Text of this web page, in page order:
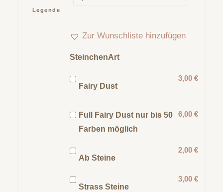
Legende
Zur Wunschliste hinzufügen
SteinchenArt
Fairy Dust
3,00 €
Full Fairy Dust nur bis 50
Farben möglich
6,00 €
Ab Steine
2,00 €
Strass Steine
3,00 €